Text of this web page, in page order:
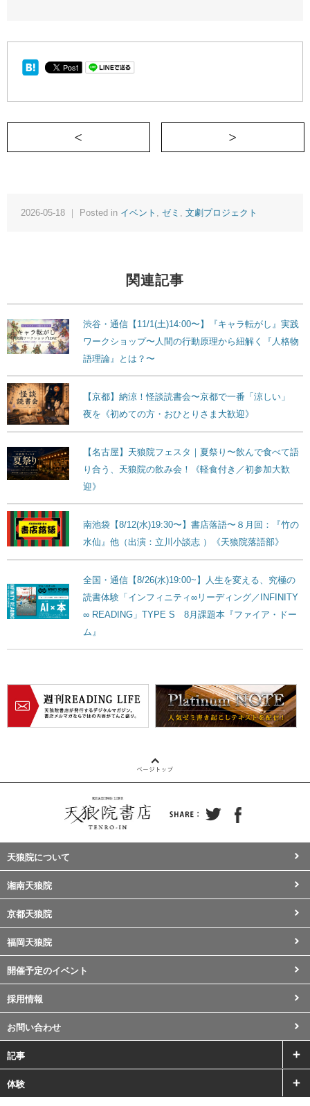
＜ 【5/24(日)開催！】AIエージェント習
2026-05-18 ｜ Posted in イベント , ゼミ , 文劇プロジェクト
関連記事
渋谷・通信【11/1(土)14:00〜】『キャラ転がし』実践
ワークショップ〜人間の行動原理から紐解く『人格物
語理論』とは？〜
【京都】納涼！怪談読書会〜京都で一番「涼しい」
夜を《初めての方・おひとりさま大歓迎》
【名古屋】天狼院フェスタ｜夏祭り〜飲んで食べて語
り合う、天狼院の飲み会！《軽食付き／初参加大歓
迎》
南池袋【8/12(水)19:30〜】書店落語〜８月回：『竹の
水仙』他（出演：立川小談志 ）《天狼院落語部》
全国・通信【8/26(水)19:00~】人生を変える、究極の
読書体験「インフィニティ∞リーディング／INFINITY
∞ READING」TYPE S 8月課題本『ファイア・ドー
ム』
天狼院について
湘南天狼院
京都天狼院
福岡天狼院
開催予定のイベント
採用情報
お問い合わせ
記事
体験